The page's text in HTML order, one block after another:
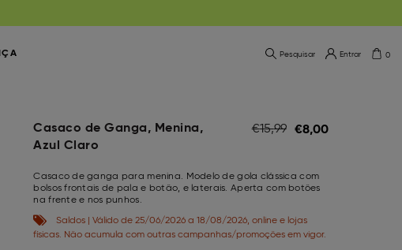
Pesquisar Entrar 0
Casaco de Ganga, Menina,
Azul Claro
€15,99 €8,00
Casaco de ganga para menina. Modelo de gola clássica com
bolsos frontais de pala e botão, e laterais. Aperta com botões
na frente e nos punhos.
Saldos | Válido de 25/06/2026 a 18/08/2026, online e lojas
físicas. Não acumula com outras campanhas/promoções em vigor.